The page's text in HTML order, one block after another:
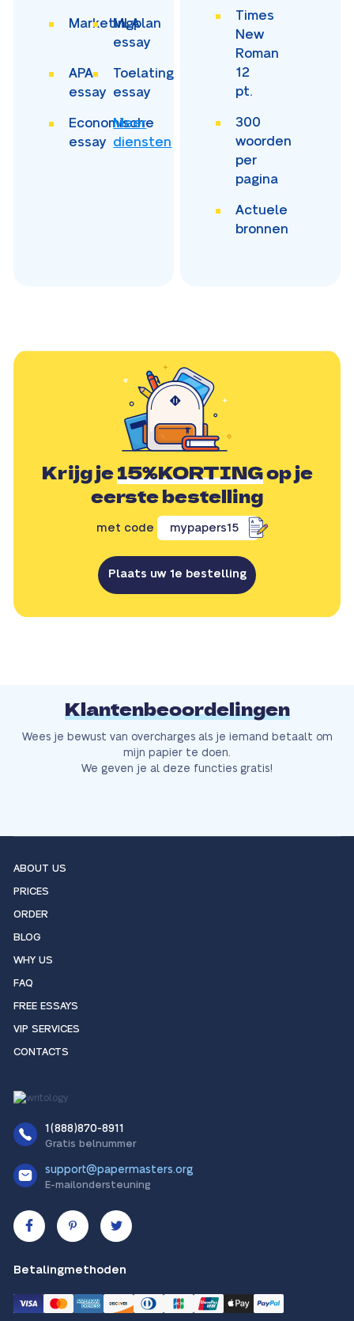
Marketingplan
MLA
essay
APA
essay
Toelating
essay
Economische
essay
Meer
diensten
Times
New
Roman
12
pt.
300
woorden
per
pagina
Actuele
bronnen
Krijg je15%KORTINGop je
eerste bestelling
met code mypapers15
Plaats uw 1e bestelling
Klantenbeoordelingen
Wees je bewust van overcharges als je iemand betaalt om
mijn papier te doen.
We geven je al deze functies gratis!
ABOUT US
PRICES
ORDER
BLOG
WHY US
FAQ
FREE ESSAYS
VIP SERVICES
CONTACTS
1(888)870-8911
Gratis belnummer
support@papermasters.org
E-mailondersteuning
Betalingmethoden